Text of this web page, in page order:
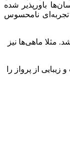
باورپذیر شده
تجربه‌ای نامحسوس
مثلا ماهی‌ها نیز
از پرواز را